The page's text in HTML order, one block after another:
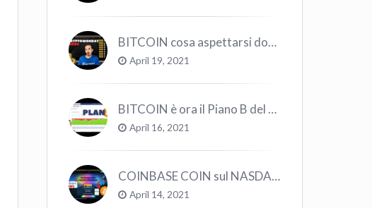
BITCOIN cosa aspettarsi dopo il “Crollo”? – CryptoMonday NEWS w16/’21
April 19, 2021
BITCOIN è ora il Piano B del Mondo
April 16, 2021
COINBASE COIN sul NASDAQ e le CRYPTO volano!
April 14, 2021